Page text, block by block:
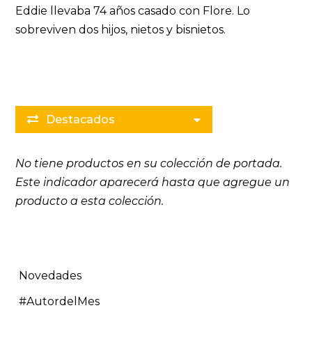
Eddie llevaba 74 años casado con Flore. Lo
sobreviven dos hijos, nietos y bisnietos.
Novedades
#AutordelMes
Destacados
No tiene productos en su colección de portada.
Este indicador aparecerá hasta queagregue un
producto a esta colección.